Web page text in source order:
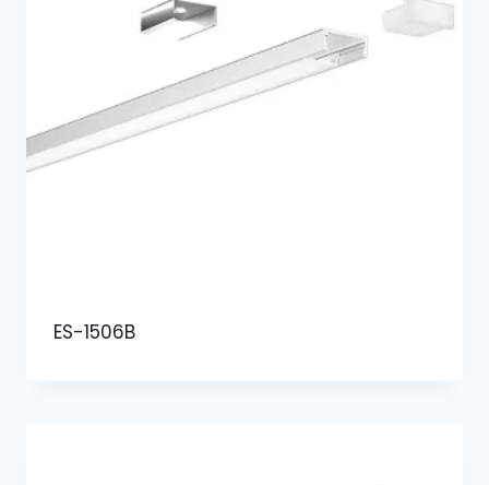
ES-1506B